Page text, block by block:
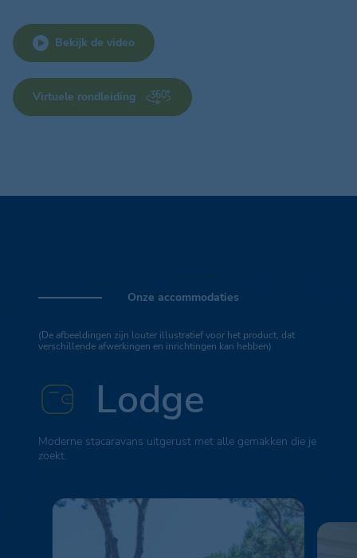
Bekijk de video
Virtuele rondleiding
Onze accommodaties
(De afbeeldingen zijn louter illustratief voor het product, dat
verschillende afwerkingen en inrichtingen kan hebben)
Lodge
Moderne stacaravans uitgerust met alle gemakken die je
zoekt.